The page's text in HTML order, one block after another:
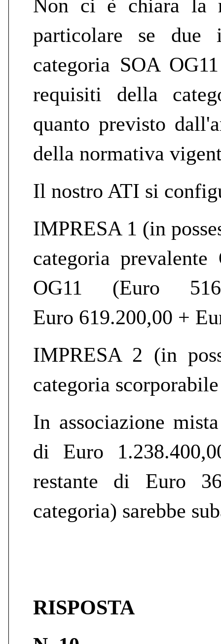
Non ci è chiara la
particolare se due
categoria SOA
requisiti della
quanto previsto
della normativa
Il nostro ATI si
IMPRESA 1 (in
categoria
OG11 (Euro
Euro 619.200,00 +
IMPRESA 2 (in
categoria
In associazione
di Euro
restante di Euro
categoria) sarebbe
RISPOSTA